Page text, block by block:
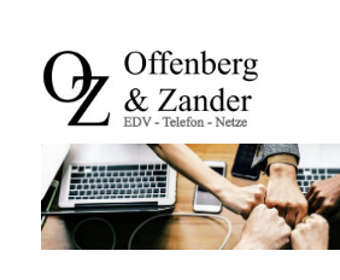
offenberg & zander
leutefeldstraße 25 |
| tel. +49 2151 45 45
it.de